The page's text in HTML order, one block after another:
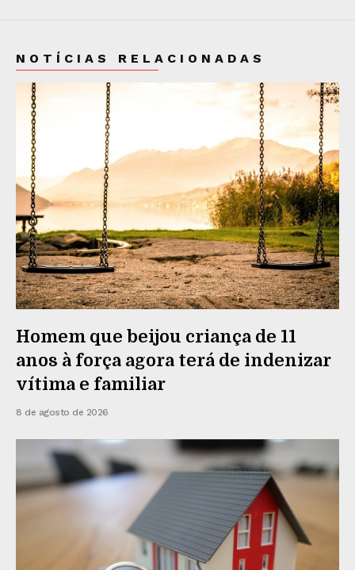
NOTÍCIAS RELACIONADAS
Homem que beijou criança de 11
anos à força agora terá de indenizar
vítima e familiar
8 de agosto de 2026